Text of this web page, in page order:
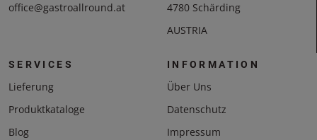
office@gastroallround.at
4780 Schärding
AUSTRIA
SERVICES
Lieferung
Produktkataloge
Blog
INFORMATION
Über Uns
Datenschutz
Impressum